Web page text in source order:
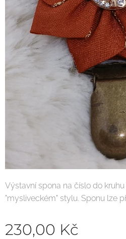
Výstavní spona na číslo do
"mysliveckém" stylu. Sponu lze
230,00 Kč